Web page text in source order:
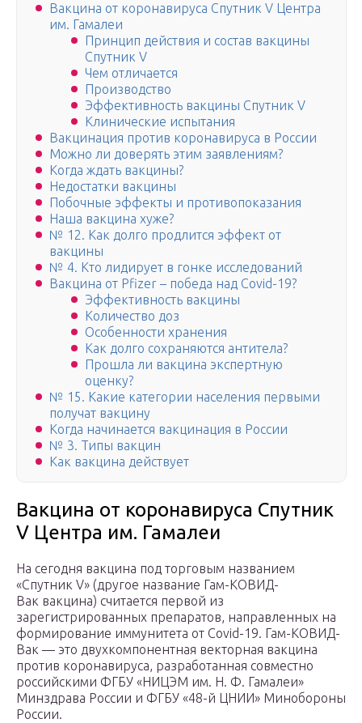
Вакцина от коронавируса Спутник V Центра
им. Гамалеи
Принцип действия и состав вакцины
Спутник V
Чем отличается
Производство
Эффективность вакцины Спутник V
Клинические испытания
Вакцинация против коронавируса в России
Можно ли доверять этим заявлениям?
Когда ждать вакцины?
Недостатки вакцины
Побочные эффекты и противопоказания
Наша вакцина хуже?
№ 12. Как долго продлится эффект от
вакцины
№ 4. Кто лидирует в гонке исследований
Вакцина от Pfizer – победа над Covid-19?
Эффективность вакцины
Количество доз
Особенности хранения
Как долго сохраняются антитела?
Прошла ли вакцина экспертную
оценку?
№ 15. Какие категории населения первыми
получат вакцину
Когда начинается вакцинация в России
№ 3. Типы вакцин
Как вакцина действует
Вакцина от коронавируса Спутник
V Центра им. Гамалеи
На сегодня вакцина под торговым названием
«Спутник V» (другое название Гам-КОВИД-
Вак вакцина) считается первой из
зарегистрированных препаратов, направленных на
формирование иммунитета от Covid-19. Гам-КОВИД-
Вак — это двухкомпонентная векторная вакцина
против коронавируса, разработанная совместно
российскими ФГБУ «НИЦЭМ им. Н. Ф. Гамалеи»
Минздрава России и ФГБУ «48-й ЦНИИ» Минобороны
России.